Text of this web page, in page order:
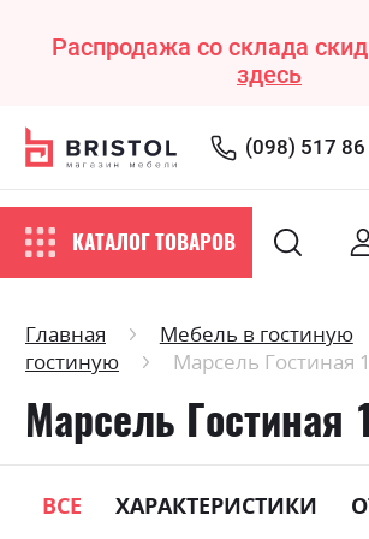
Распродажа со склада
здесь
(098) 517 86
КАТАЛОГ ТОВАРОВ
Главная Мебель в гостиную
гостиную
Марсель Гостиная
Марсель Гостиная
ВСЕ ХАРАКТЕРИСТИКИ